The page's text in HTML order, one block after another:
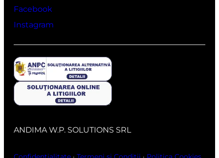
Facebook
Instagram
ANDIMA W.P. SOLUTIONS SRL
Confidentialitate · Termeni si Conditii · Politica Cookies